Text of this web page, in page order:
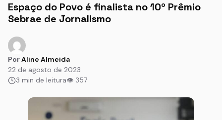
Espaço do Povo é finalista no 10º Prêmio
Sebrae de Jornalismo
PorAline Almeida
22 de agosto de 2023
3 min de leitura👁 357